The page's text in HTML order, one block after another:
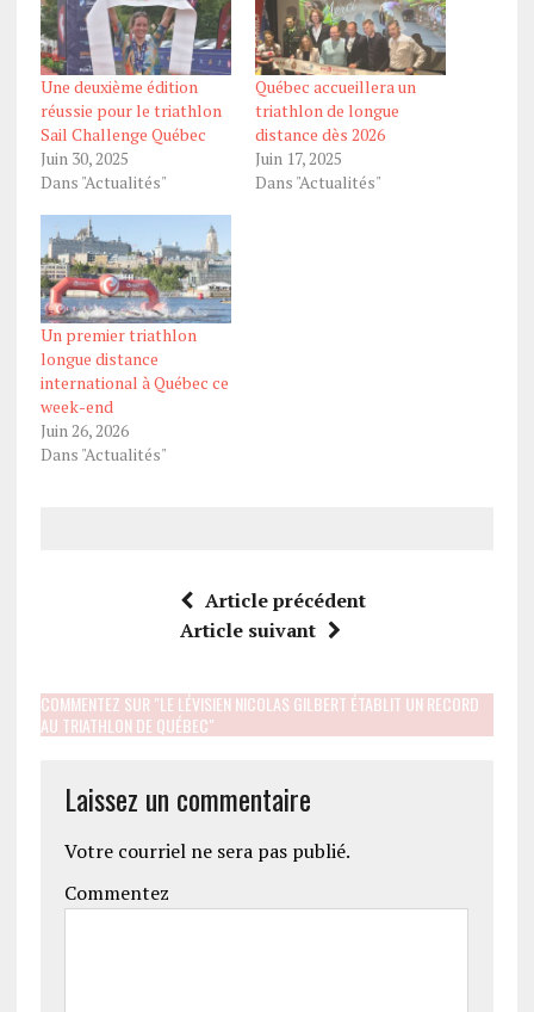
Une deuxième édition
réussie pour le triathlon
Sail Challenge Québec
Juin 30, 2025
Dans "Actualités"
Québec accueillera un
triathlon de longue
distance dès 2026
Juin 17, 2025
Dans "Actualités"
Un premier triathlon
longue distance
international à Québec ce
week-end
Juin 26, 2026
Dans "Actualités"
Article précédent
Article suivant
COMMENTEZ SUR "LE LÉVISIEN NICOLAS GILBERT ÉTABLIT UN RECORD
AU TRIATHLON DE QUÉBEC"
Laissez un commentaire
Votre courriel ne sera pas publié.
Commentez